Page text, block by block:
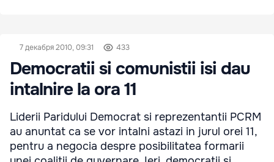
7 декабря 2010, 09:31 433
Democratii si comunistii isi dau
intalnire la ora 11
Liderii Paridului Democrat si reprezentantii PCRM
au anuntat ca se vor intalni astazi in jurul orei 11,
pentru a negocia despre posibilitatea formarii